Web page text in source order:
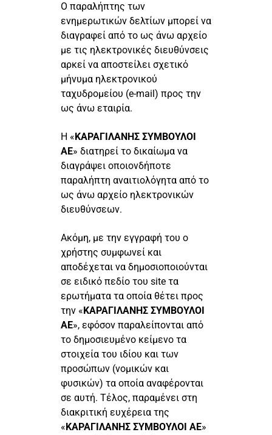
Ο παραλήπτης των
ενημερωτικών δελτίων μπορεί να
διαγραφεί από το ως άνω αρχείο
με τις ηλεκτρονικές διευθύνσεις
αρκεί να αποστείλει σχετικό
μήνυμα ηλεκτρονικού
ταχυδρομείου (e-mail) προς την
ως άνω εταιρία.
Η «ΚΑΡΑΓΙΛΑΝΗΣ ΣΥΜΒΟΥΛΟΙ
ΑΕ» διατηρεί το δικαίωμα να
διαγράψει οποιονδήποτε
παραλήπτη αναιτιολόγητα από το
ως άνω αρχείο ηλεκτρονικών
διευθύνσεων.
Ακόμη, με την εγγραφή του ο
χρήστης συμφωνεί και
αποδέχεται να δημοσιοποιούνται
σε ειδικό πεδίο του site τα
ερωτήματα τα οποία θέτει προς
την «ΚΑΡΑΓΙΛΑΝΗΣ ΣΥΜΒΟΥΛΟΙ
ΑΕ», εφόσον παραλείπονται από
το δημοσιευμένο κείμενο τα
στοιχεία του ιδίου και των
προσώπων (νομικών και
φυσικών) τα οποία αναφέρονται
σε αυτή. Τέλος, παραμένει στη
διακριτική ευχέρεια της
«ΚΑΡΑΓΙΛΑΝΗΣ ΣΥΜΒΟΥΛΟΙ ΑΕ»